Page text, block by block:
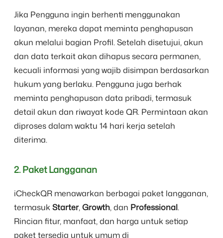
Jika Pengguna ingin berhenti menggunakan
layanan, mereka dapat meminta penghapusan
akun melalui bagian Profil. Setelah disetujui, akun
dan data terkait akan dihapus secara permanen,
kecuali informasi yang wajib disimpan berdasarkan
hukum yang berlaku. Pengguna juga berhak
meminta penghapusan data pribadi, termasuk
detail akun dan riwayat kode QR. Permintaan akan
diproses dalam waktu 14 hari kerja setelah
diterima.
2. Paket Langganan
iCheckQR menawarkan berbagai paket langganan,
termasukStarter,Growth, dan Professional.
Rincian fitur, manfaat, dan harga untuk setiap
paket tersedia untuk umum di